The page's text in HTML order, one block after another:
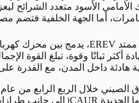
الأمامي الأسود متعدد
أما الجهة الخلفية فتضم
هادئة داخل المدن، مع